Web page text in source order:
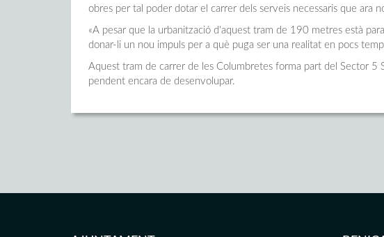
obres per tal poder dotar el carrer dels serveis necessaris que ara
«A pesar que la urbanització d'aquest tram de 190 metres està
donar-li un nou impuls per a què puga ser una realitat en pocs
Aquest tram de carrer de les Columbretes forma part del Sector 5
pendent encara de desenvolupar.